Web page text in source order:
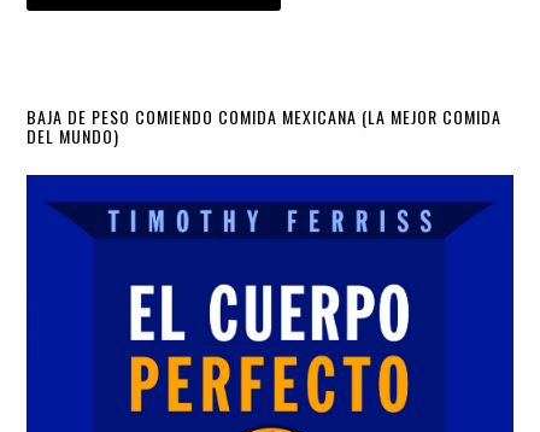
Primary
Sidebar
BAJA DE PESO COMIENDO COMIDA MEXICANA (LA MEJOR COMIDA
DEL MUNDO)